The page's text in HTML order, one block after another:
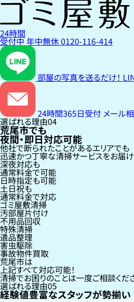
24時間
受付中年中無休0120-116-414
部屋の写真を送るだけ！
24時間365日受付 メール
選ばれる理由04
荒尾市でも
夜間・即日対応可能
他社で断られたことがあるエリアでも
迅速かつ丁寧な清掃サービスをお届け
深夜対応も
通常料金で可能
日時指定も可能
土日祝も
通常料金で対応
ゴミ屋敷清掃
汚部屋片付け
不用品回収
特殊清掃
遺品整理
害虫駆除
事故物件買取
荒尾市は
上記すべて対応可能！
清掃でお困りのことは一度ご相談くだ
選ばれる理由05
経験値豊富なスタッフが勢揃い